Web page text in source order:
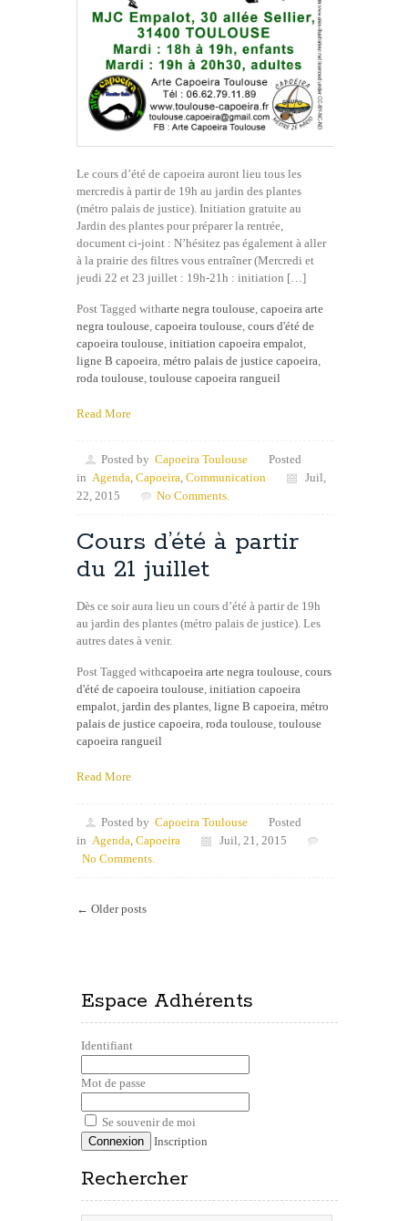
Le cours d’été de capoeira auront lieu tous les
mercredis à partir de 19h au jardin des plantes
(métro palais de justice). Initiation gratuite au
Jardin des plantes pour préparer la rentrée,
document ci-joint : N’hésitez pas également à aller
à la prairie des filtres vous entraîner (Mercredi et
jeudi 22 et 23 juillet : 19h-21h : initiation […]
Post Tagged witharte negra toulouse capoeira arte
negra toulouse capoeira toulouse cours d'été de
capoeira toulouse initiation capoeira empalot
ligne B capoeira métro palais de justice capoeira
roda toulouse toulouse capoeira rangueil
Read More
Posted by Capoeira Toulouse
Posted
in Agenda Capoeira Communication
Juil,
22, 2015
No Comments.
Cours d’été à partir
du 21 juillet
Dès ce soir aura lieu un cours d’été à partir de 19h
au jardin des plantes (métro palais de justice). Les
autres dates à venir.
Post Tagged withcapoeira arte negra toulouse cours
d'été de capoeira toulouse initiation capoeira
empalot jardin des plantes ligne B capoeira métro
palais de justice capoeira roda toulouse toulouse
capoeira rangueil
Read More
Posted by Capoeira Toulouse
Posted
in Agenda Capoeira
Juil, 21, 2015
No Comments.
← Older posts
Espace Adhérents
Identifiant
Mot de passe
Se souvenir de moi
Inscription
Rechercher